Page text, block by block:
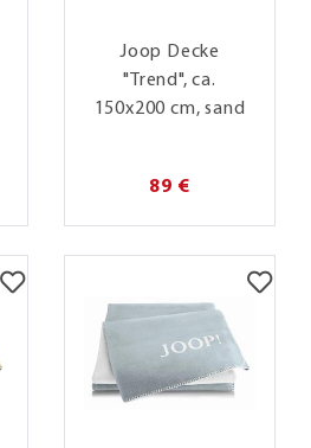
Joop Decke
"Trend", ca.
150x200 cm, sand
89 €